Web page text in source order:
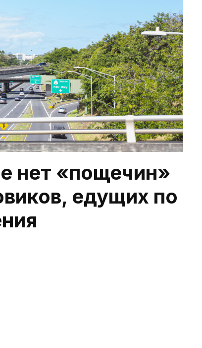
нет «пощечин»
едущих по